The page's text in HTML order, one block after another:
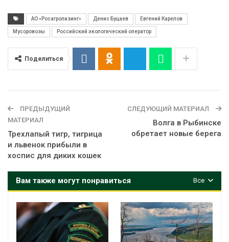
АО «Росагролизинг» Денис Буцаев Евгений Карелов
Мусоровозы Российский экологический оператор
Поделиться
ПРЕДЫДУЩИЙ
МАТЕРИАЛ
Трехлапый тигр, тигрица
и львенок прибыли в
хоспис для диких кошек
СЛЕДУЮЩИЙ МАТЕРИАЛ
Волга в Рыбинске
обретает новые берега
Все
Вам также могут понравиться